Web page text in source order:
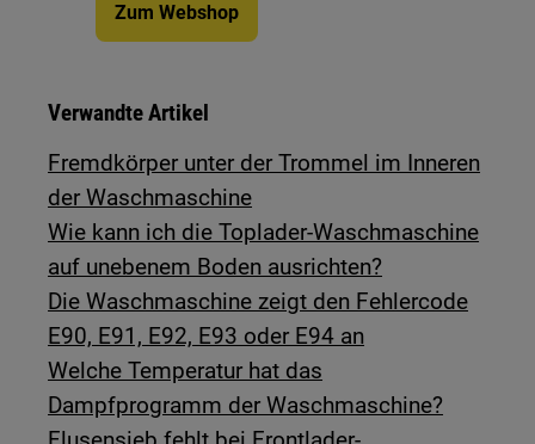
Zum Webshop
Verwandte Artikel
Fremdkörper unter der Trommel im Inneren
der Waschmaschine
Wie kann ich die Toplader-Waschmaschine
auf unebenem Boden ausrichten?
Die Waschmaschine zeigt den Fehlercode
E90, E91, E92, E93 oder E94 an
Welche Temperatur hat das
Dampfprogramm der Waschmaschine?